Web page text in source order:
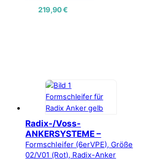
219,90€
Radix-/Voss-
ANKERSYSTEME –
Formschleifer (6erVPE), Größe
02/V01 (Rot), Radix-Anker